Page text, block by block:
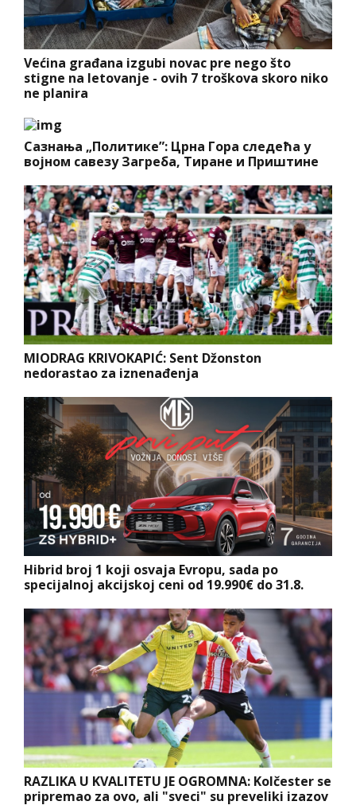
Većina građana izgubi novac pre nego što
stigne na letovanje - ovih 7 troškova skoro niko
ne planira
Сазнања „Политике”: Црна Гора следећа у
војном савезу Загреба, Тиране и Приштине
MIODRAG KRIVOKAPIĆ: Sent Džonston
nedorastao za iznenađenja
Hibrid broj 1 koji osvaja Evropu, sada po
specijalnoj akcijskoj ceni od 19.990€ do 31.8.
RAZLIKA U KVALITETU JE OGROMNA: Kolčester se
pripremao za ovo, ali "sveci" su preveliki izazov